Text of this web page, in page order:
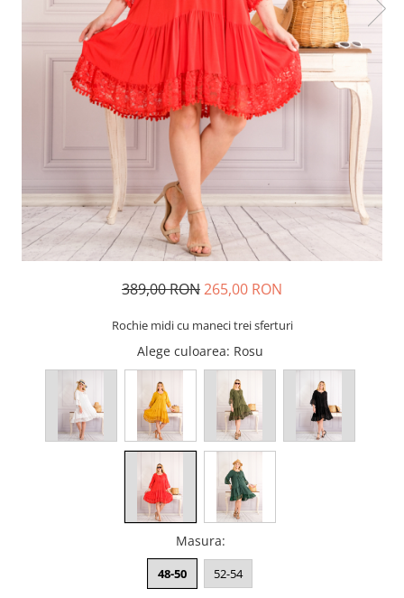
389,00 RON265,00 RON
Rochie midi cu maneci trei sferturi
Alege culoarea: Rosu
Masura:
48-50 52-54